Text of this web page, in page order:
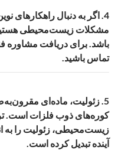
4. اگر به دنبال راهکارهای
مشکلات زیست‌محیطی
باشد. برای دریافت مشاوره
تماس باشید.
5. زئولیت، ماده‌ای
کوره‌های ذوب فلزات است.
زیست‌محیطی، زئولیت را به
آینده تبدیل کرده است.